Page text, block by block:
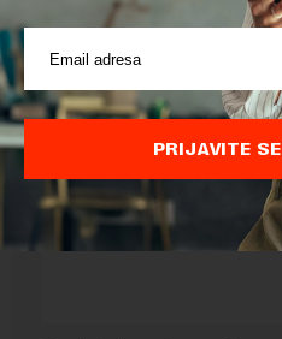
OSTAVITE ODGOVOR
PRIJAVITE SE